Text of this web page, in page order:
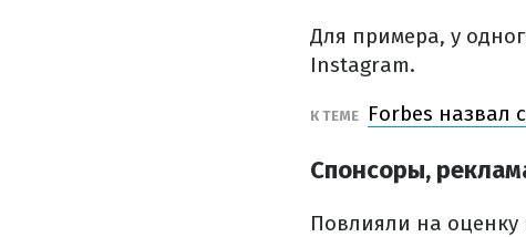
Для примера, у
Instagram.
К ТЕМЕ Forbes назвал
Спонсоры,
Повлияли на оценку